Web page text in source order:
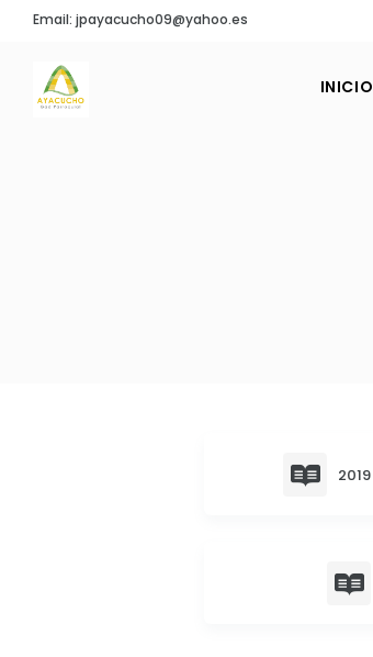
Email: jpayacucho09@yahoo.es
INICIO
2019